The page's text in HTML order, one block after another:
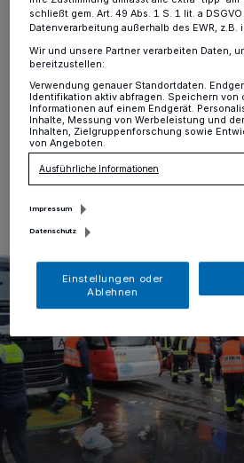
Krefeld·Am heutigen
2020) ist eine Seniorin an der
Höhe des Stadtgartens von einem
und schwer verletzt worden.
14.12.2020 , 15:28 Uhr
schließt gem. Art. 49 Abs. 1 S. 1 lit. a
Datenverarbeitung außerhalb des EWR, z.B.
Wir und unsere Partner verarbeiten Daten,
bereitzustellen:
Verwendung genauer Standortdaten.
Identifikation aktiv abfragen. Speichern von
Informationen auf einem Endgerät.
Inhalte, Messung von Werbeleistung und
Inhalten, Zielgruppenforschung sowie
von Angeboten.
Ausführliche Informationen
Impressum
Datenschutz
Einstellungen oder
Ablehnen